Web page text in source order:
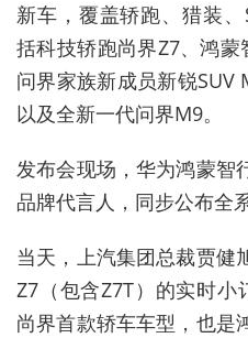
新车，覆盖轿跑、猎装、
括科技轿跑尚界Z7、鸿蒙
问界家族新成员新锐SUV
以及全新一代问界M9。
发布会现场，华为鸿蒙智
品牌代言人，同步公布全
当天，上汽集团总裁贾健
Z7 （包含Z7T）的实时小
尚界首款轿车车型，也是